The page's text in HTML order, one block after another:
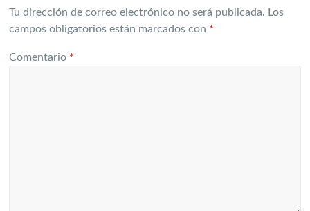
Tu dirección de correo electrónico no será publicada. Los
campos obligatorios están marcados con *
Comentario *